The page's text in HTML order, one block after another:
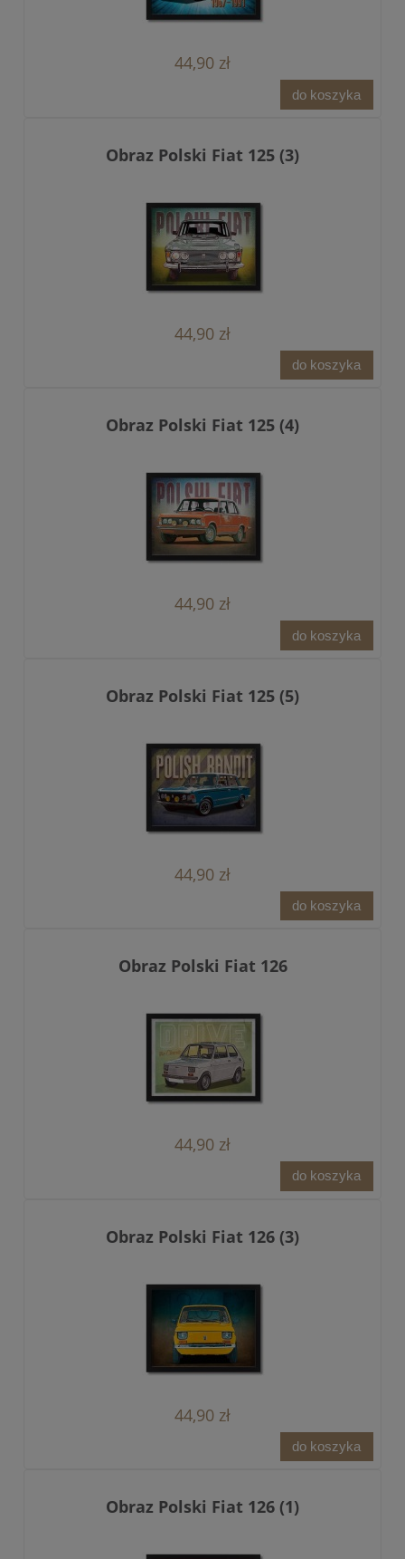
44,90 zł
do koszyka
Obraz Polski Fiat 125 (3)
44,90 zł
do koszyka
Obraz Polski Fiat 125 (4)
44,90 zł
do koszyka
Obraz Polski Fiat 125 (5)
44,90 zł
do koszyka
Obraz Polski Fiat 126
44,90 zł
do koszyka
Obraz Polski Fiat 126 (3)
44,90 zł
do koszyka
Obraz Polski Fiat 126 (1)